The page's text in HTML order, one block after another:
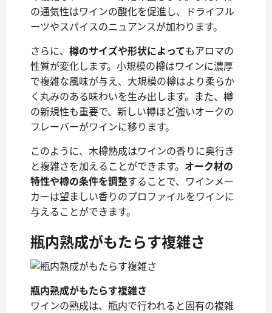
の通気性はワインの酸化を促進し、ドライフル
ーツやスパイスのニュアンスが加わります。
さらに、 樽のサイズや形状によってもアロマの
性質が変化します。小規模の樽はワインに濃厚
で複雑な風味が与え、大規模の樽はより柔らか
く丸みのある味わいを生み出します。また、樽
の新規性も重要で、新しい樽ほど強いオークの
フレーバーがワインに移ります。
このように、木樽熟成はワインの香りに奥行き
と複雑さを加えることができます。 オーク材の
特性や樽の条件を調整することで、ワインメー
カーは望ましい香りのプロファイルをワインに
与えることができます。
瓶内熟成がもたらす複雑さ
瓶内熟成がもたらす複雑さ
ワインの熟成は、瓶内で行われると固有の複雑